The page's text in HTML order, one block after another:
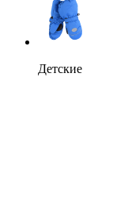
Детские